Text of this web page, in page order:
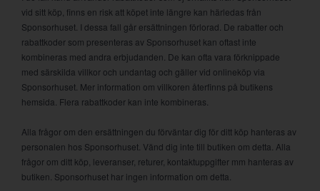
vid sitt köp, finns en risk att köpet inte längre kan härledas från
Sponsorhuset. I dessa fall går ersättningen förlorad. De rabatter och
rabattkoder som presenteras av Sponsorhuset kan oftast inte
kombineras med andra erbjudanden. De kan ofta vara förknippade
med särskilda villkor och undantag och gäller vid onlineköp via
Sponsorhuset. Mer information om villkoren återfinns på butikens
hemsida. Flera rabattkoder kan inte kombineras.
Alla frågor om den ersättningen du förväntar dig för ditt köp hanteras av
personalen hos Sponsorhuset. Vänd dig inte till butiken om detta. Alla
frågor om ditt köp, leveranser, returer, kontaktuppgifter mm hanteras av
butiken. Sponsorhuset har ingen information om detta.